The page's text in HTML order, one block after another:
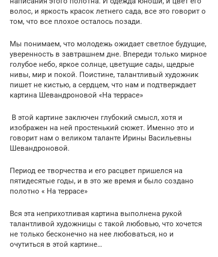
волос, и яркость красок летнего сада, все это говорит о
том, что все плохое осталось позади.
Мы понимаем, что молодежь ожидает светлое будущие,
уверенность в завтрашнем дне. Впереди только мирное
голубое небо, яркое солнце, цветущие сады, щедрые
нивы, мир и покой. Поистине, талантливый художник
пишет не кистью, а сердцем, что нам и подтверждает
картина Шевандроновой «На террасе»
В этой картине заключен глубокий смысл, хотя и
изображен на ней простенький сюжет. Именно это и
говорит нам о великом таланте Ирины Васильевны
Шевандроновой.
Период ее творчества и его расцвет пришелся на
пятидесятые годы, и в это же время и было создано
полотно « На террасе»
Вся эта неприхотливая картина выполнена рукой
талантливой художницы с такой любовью, что хочется
не только бесконечно на нее любоваться, но и
очутиться в этой картине…